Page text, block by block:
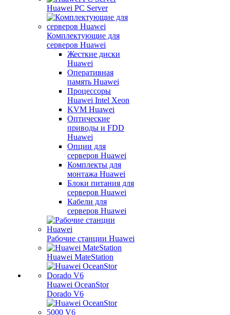
Huawei PC Server
Комплектующие для
серверов Huawei
Жесткие диски
Huawei
Оперативная
память Huawei
Процессоры
Huawei Intel Xeon
KVM Huawei
Оптические
приводы и FDD
Huawei
Опции для
серверов Huawei
Комплекты для
монтажа Huawei
Блоки питания для
серверов Huawei
Кабели для
серверов Huawei
Рабочие станции Huawei
Huawei MateStation
Huawei OceanStor
Dorado V6